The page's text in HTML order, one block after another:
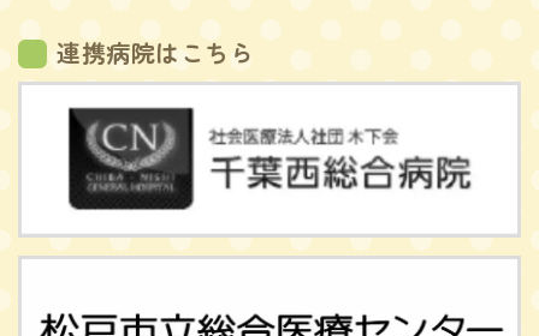
連携病院はこちら